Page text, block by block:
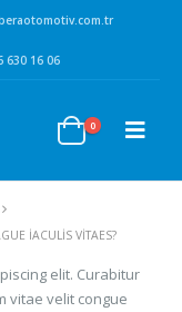
630 16 06
0
IACULIS VITAES?
elit. Curabitur
vitae velit congue